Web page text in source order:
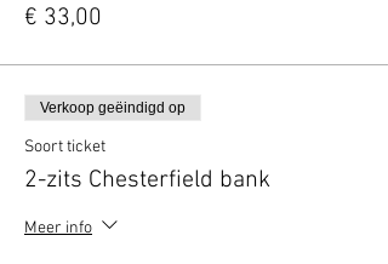
€ 33,00
Verkoop geëindigd op
Soort ticket
2-zits Chesterfield bank
Meer info